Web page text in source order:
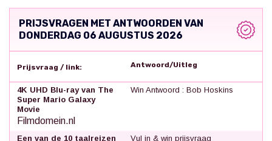
PRIJSVRAGEN MET ANTWOORDEN VAN
DONDERDAG 06 AUGUSTUS 2026
Prijsvraag / link: Antwoord/Uitleg
4K UHD Blu-ray van The
Super Mario Galaxy
Movie
Filmdomein.nl
Win Antwoord : Bob Hoskins
Een van de 10 taalreizen
Vul in & win prijsvraag